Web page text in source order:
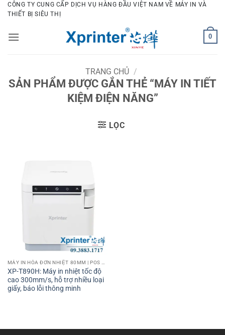
Bỏ
qua
dung
CÔNG TY CUNG CẤP DỊCH VỤ HÀNG ĐẦU VIỆT NAM VỀ MÁY IN VÀ
THIẾT BỊ SIÊU THỊ
0
TRANG CHỦ /
SẢN PHẨM ĐƯỢC GẮN THẺ “MÁY IN TIẾT
KIỆM ĐIỆN NĂNG”
LỌC
XP-T890H: Máy in nhiệt tốc độ
cao 300mm/s, hỗ trợ nhiều loại
giấy, báo lỗi thông minh